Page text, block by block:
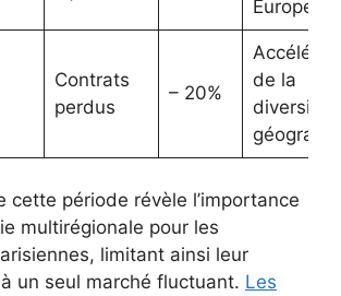
Europe
Contrats
perdus
– 20%
de la
cette période révèle l’importance
multirégionale pour les
limitant ainsi leur
un seul marché fluctuant. Les